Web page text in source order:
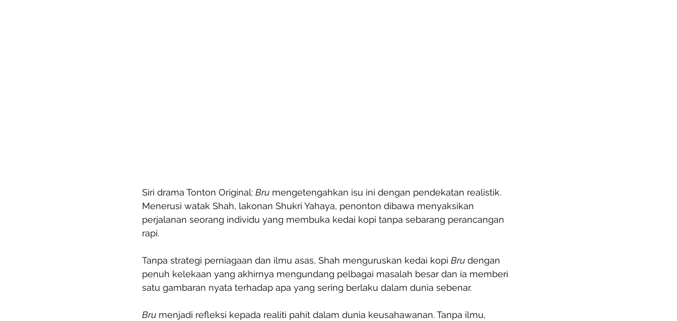
Siri drama Tonton Original: Bru mengetengahkan isu ini dengan pendekatan realistik.
Menerusi watak Shah, lakonan Shukri Yahaya, penonton dibawa menyaksikan
perjalanan seorang individu yang membuka kedai kopi tanpa sebarang perancangan
rapi.
Tanpa strategi perniagaan dan ilmu asas, Shah menguruskan kedai kopi Bru dengan
penuh kelekaan yang akhirnya mengundang pelbagai masalah besar dan ia memberi
satu gambaran nyata terhadap apa yang sering berlaku dalam dunia sebenar.
Bru menjadi refleksi kepada realiti pahit dalam dunia keusahawanan. Tanpa ilmu,